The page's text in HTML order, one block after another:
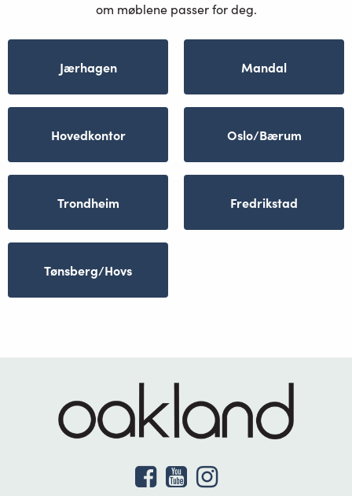
om møblene passer for deg.
Jærhagen Mandal
Hovedkontor Oslo/Bærum
Trondheim Fredrikstad
Tønsberg/Hovs